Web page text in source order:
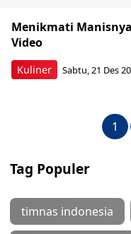
Kuliner
Menikmati
Video
Sabtu, 21 Des
1
Tag Populer
timnas indonesia